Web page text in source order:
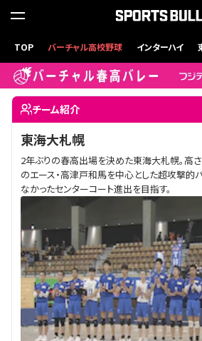
TOP バーチャル高校野球 インターハイ
第78回春高バレー（
チーム紹介
東海大札幌
2年ぶりの春高出場を決めた東海大札幌。高
のエース・高津戸和馬を中心とした超攻撃的
なかったセンターコート進出を目指す。